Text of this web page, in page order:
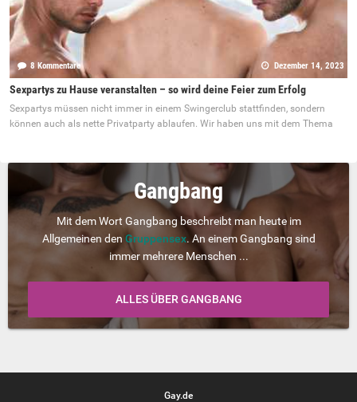
8 Kommentare Dezember 14, 2023
Sexpartys zu Hause veranstalten – so wird deine Feier zum Erfolg
Sexpartys müssen nicht immer in einem Swingerclub stattfinden, sondern
können auch als nette Privatparty ablaufen. Wir haben uns mit dem Thema
Gangbang
Mit dem Wort Gangbang beschreibt man heute im
Allgemeinen den Gruppensex. An einem Gangbang sind
immer mehrere Menschen ...
ALLES ÜBER GANGBANG
Gay.de